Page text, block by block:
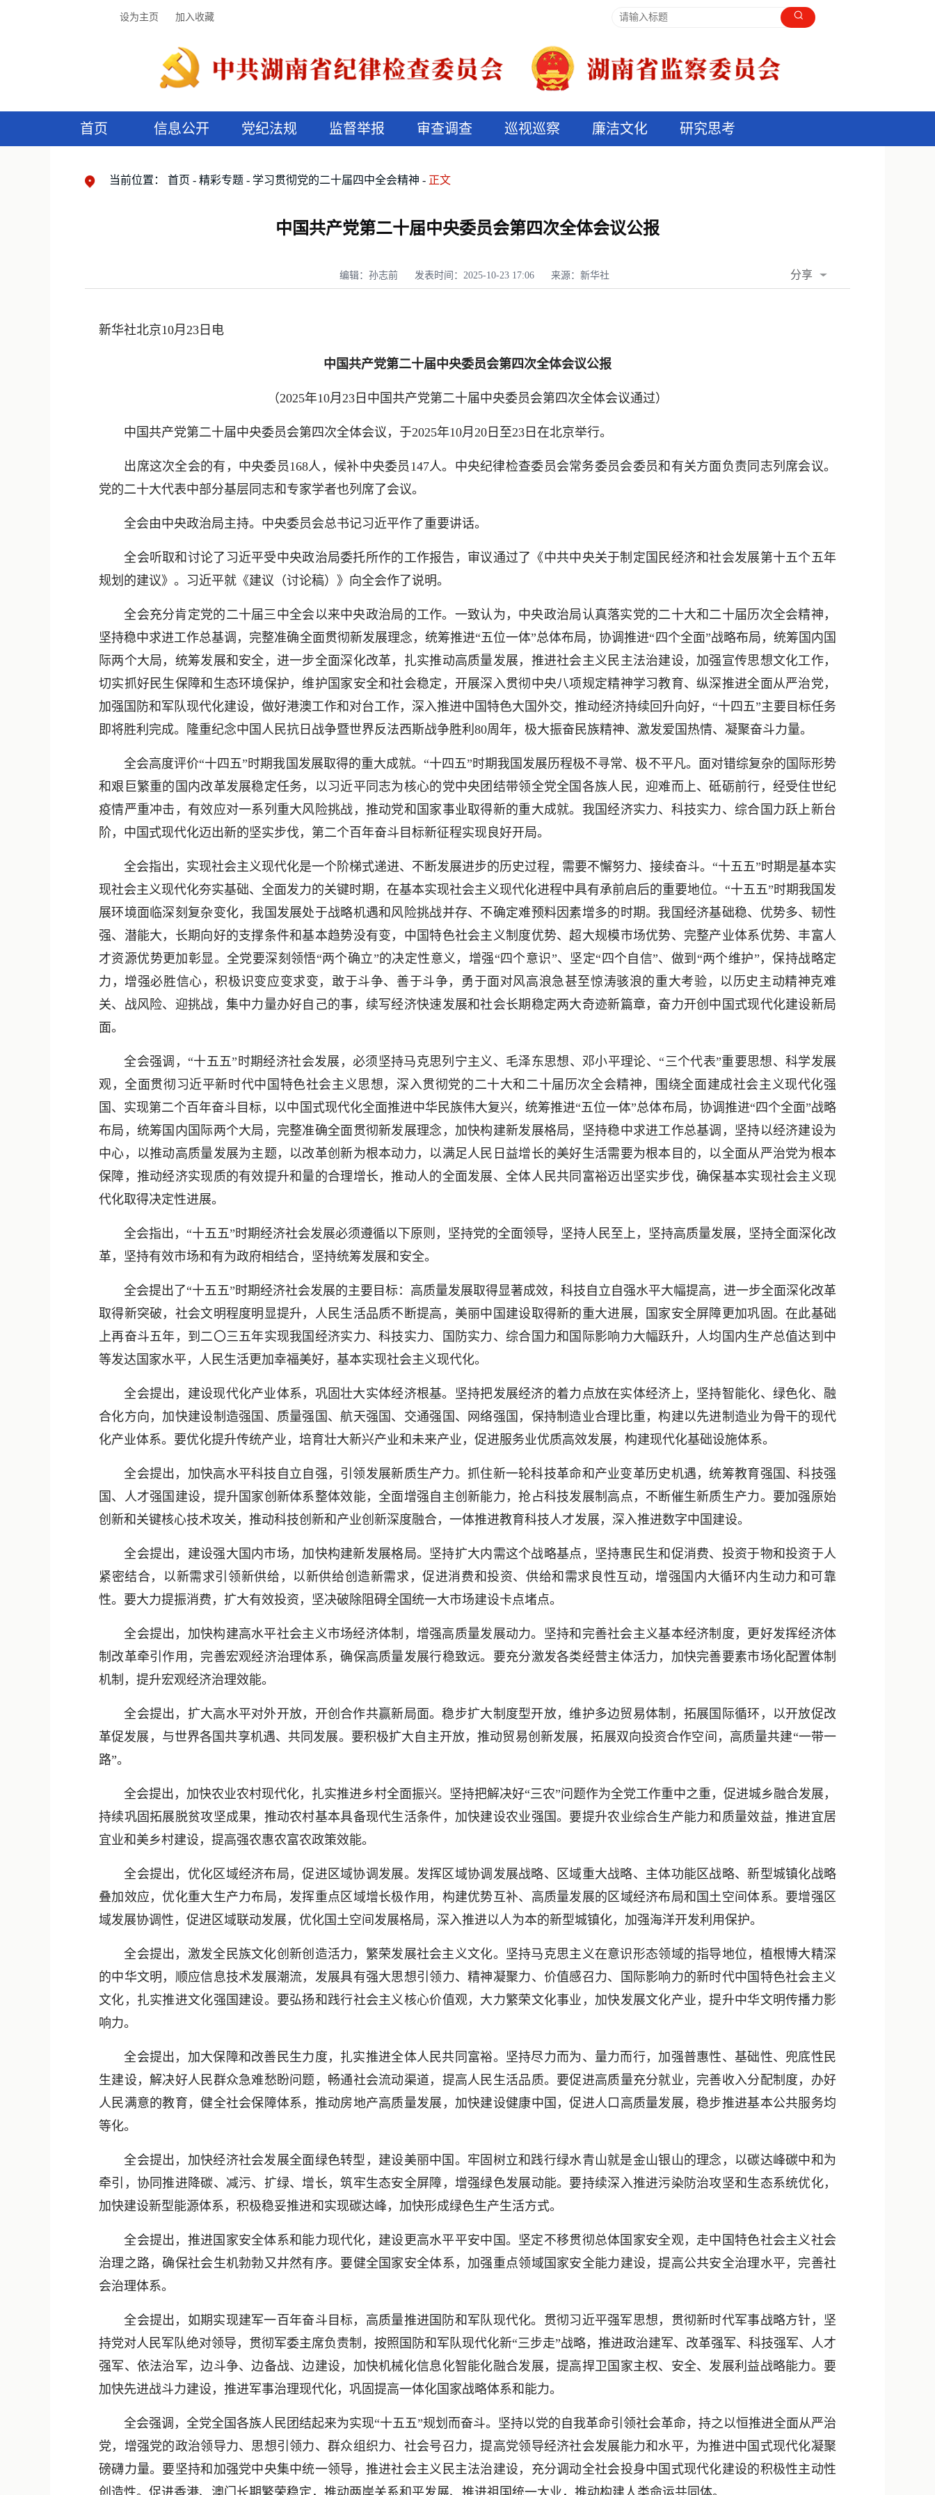
设为主页 加入收藏
首页 信息公开 党纪法规 监督举报 审查调查 巡视巡察 廉洁文化 研究思考
当前位置： 首页 精彩专题 学习贯彻党的二十届四中全会精神 正文
中国共产党第二十届中央委员会第四次全体会议公报
编辑：孙志前 发表时间：2025-10-23 17:06 来源：新华社 分享
新华社北京10月23日电
中国共产党第二十届中央委员会第四次全体会议公报
（2025年10月23日中国共产党第二十届中央委员会第四次全体会议通过）
中国共产党第二十届中央委员会第四次全体会议，于2025年10月20日至23日在北京举行。
出席这次全会的有，中央委员168人，候补中央委员147人。中央纪律检查委员会常务委员会委员和有关方面负责同志列席会议。
党的二十大代表中部分基层同志和专家学者也列席了会议。
全会由中央政治局主持。中央委员会总书记习近平作了重要讲话。
全会听取和讨论了习近平受中央政治局委托所作的工作报告，审议通过了《中共中央关于制定国民经济和社会发展第十五个五年
规划的建议》。习近平就《建议（讨论稿）》向全会作了说明。
全会充分肯定党的二十届三中全会以来中央政治局的工作。一致认为，中央政治局认真落实党的二十大和二十届历次全会精神，
坚持稳中求进工作总基调，完整准确全面贯彻新发展理念，统筹推进“五位一体”总体布局，协调推进“四个全面”战略布局，统筹国内国
际两个大局，统筹发展和安全，进一步全面深化改革，扎实推动高质量发展，推进社会主义民主法治建设，加强宣传思想文化工作，
切实抓好民生保障和生态环境保护，维护国家安全和社会稳定，开展深入贯彻中央八项规定精神学习教育、纵深推进全面从严治党，
加强国防和军队现代化建设，做好港澳工作和对台工作，深入推进中国特色大国外交，推动经济持续回升向好，“十四五”主要目标任务
即将胜利完成。隆重纪念中国人民抗日战争暨世界反法西斯战争胜利80周年，极大振奋民族精神、激发爱国热情、凝聚奋斗力量。
全会高度评价“十四五”时期我国发展取得的重大成就。“十四五”时期我国发展历程极不寻常、极不平凡。面对错综复杂的国际形势
和艰巨繁重的国内改革发展稳定任务，以习近平同志为核心的党中央团结带领全党全国各族人民，迎难而上、砥砺前行，经受住世纪
疫情严重冲击，有效应对一系列重大风险挑战，推动党和国家事业取得新的重大成就。我国经济实力、科技实力、综合国力跃上新台
阶，中国式现代化迈出新的坚实步伐，第二个百年奋斗目标新征程实现良好开局。
全会指出，实现社会主义现代化是一个阶梯式递进、不断发展进步的历史过程，需要不懈努力、接续奋斗。“十五五”时期是基本实
现社会主义现代化夯实基础、全面发力的关键时期，在基本实现社会主义现代化进程中具有承前启后的重要地位。“十五五”时期我国发
展环境面临深刻复杂变化，我国发展处于战略机遇和风险挑战并存、不确定难预料因素增多的时期。我国经济基础稳、优势多、韧性
强、潜能大，长期向好的支撑条件和基本趋势没有变，中国特色社会主义制度优势、超大规模市场优势、完整产业体系优势、丰富人
才资源优势更加彰显。全党要深刻领悟“两个确立”的决定性意义，增强“四个意识”、坚定“四个自信”、做到“两个维护”，保持战略定
力，增强必胜信心，积极识变应变求变，敢于斗争、善于斗争，勇于面对风高浪急甚至惊涛骇浪的重大考验，以历史主动精神克难
关、战风险、迎挑战，集中力量办好自己的事，续写经济快速发展和社会长期稳定两大奇迹新篇章，奋力开创中国式现代化建设新局
面。
全会强调，“十五五”时期经济社会发展，必须坚持马克思列宁主义、毛泽东思想、邓小平理论、“三个代表”重要思想、科学发展
观，全面贯彻习近平新时代中国特色社会主义思想，深入贯彻党的二十大和二十届历次全会精神，围绕全面建成社会主义现代化强
国、实现第二个百年奋斗目标，以中国式现代化全面推进中华民族伟大复兴，统筹推进“五位一体”总体布局，协调推进“四个全面”战略
布局，统筹国内国际两个大局，完整准确全面贯彻新发展理念，加快构建新发展格局，坚持稳中求进工作总基调，坚持以经济建设为
中心，以推动高质量发展为主题，以改革创新为根本动力，以满足人民日益增长的美好生活需要为根本目的，以全面从严治党为根本
保障，推动经济实现质的有效提升和量的合理增长，推动人的全面发展、全体人民共同富裕迈出坚实步伐，确保基本实现社会主义现
代化取得决定性进展。
全会指出，“十五五”时期经济社会发展必须遵循以下原则，坚持党的全面领导，坚持人民至上，坚持高质量发展，坚持全面深化改
革，坚持有效市场和有为政府相结合，坚持统筹发展和安全。
全会提出了“十五五”时期经济社会发展的主要目标：高质量发展取得显著成效，科技自立自强水平大幅提高，进一步全面深化改革
取得新突破，社会文明程度明显提升，人民生活品质不断提高，美丽中国建设取得新的重大进展，国家安全屏障更加巩固。在此基础
上再奋斗五年，到二〇三五年实现我国经济实力、科技实力、国防实力、综合国力和国际影响力大幅跃升，人均国内生产总值达到中
等发达国家水平，人民生活更加幸福美好，基本实现社会主义现代化。
全会提出，建设现代化产业体系，巩固壮大实体经济根基。坚持把发展经济的着力点放在实体经济上，坚持智能化、绿色化、融
合化方向，加快建设制造强国、质量强国、航天强国、交通强国、网络强国，保持制造业合理比重，构建以先进制造业为骨干的现代
化产业体系。要优化提升传统产业，培育壮大新兴产业和未来产业，促进服务业优质高效发展，构建现代化基础设施体系。
全会提出，加快高水平科技自立自强，引领发展新质生产力。抓住新一轮科技革命和产业变革历史机遇，统筹教育强国、科技强
国、人才强国建设，提升国家创新体系整体效能，全面增强自主创新能力，抢占科技发展制高点，不断催生新质生产力。要加强原始
创新和关键核心技术攻关，推动科技创新和产业创新深度融合，一体推进教育科技人才发展，深入推进数字中国建设。
全会提出，建设强大国内市场，加快构建新发展格局。坚持扩大内需这个战略基点，坚持惠民生和促消费、投资于物和投资于人
紧密结合，以新需求引领新供给，以新供给创造新需求，促进消费和投资、供给和需求良性互动，增强国内大循环内生动力和可靠
性。要大力提振消费，扩大有效投资，坚决破除阻碍全国统一大市场建设卡点堵点。
全会提出，加快构建高水平社会主义市场经济体制，增强高质量发展动力。坚持和完善社会主义基本经济制度，更好发挥经济体
制改革牵引作用，完善宏观经济治理体系，确保高质量发展行稳致远。要充分激发各类经营主体活力，加快完善要素市场化配置体制
机制，提升宏观经济治理效能。
全会提出，扩大高水平对外开放，开创合作共赢新局面。稳步扩大制度型开放，维护多边贸易体制，拓展国际循环，以开放促改
革促发展，与世界各国共享机遇、共同发展。要积极扩大自主开放，推动贸易创新发展，拓展双向投资合作空间，高质量共建“一带一
路”。
全会提出，加快农业农村现代化，扎实推进乡村全面振兴。坚持把解决好“三农”问题作为全党工作重中之重，促进城乡融合发展，
持续巩固拓展脱贫攻坚成果，推动农村基本具备现代生活条件，加快建设农业强国。要提升农业综合生产能力和质量效益，推进宜居
宜业和美乡村建设，提高强农惠农富农政策效能。
全会提出，优化区域经济布局，促进区域协调发展。发挥区域协调发展战略、区域重大战略、主体功能区战略、新型城镇化战略
叠加效应，优化重大生产力布局，发挥重点区域增长极作用，构建优势互补、高质量发展的区域经济布局和国土空间体系。要增强区
域发展协调性，促进区域联动发展，优化国土空间发展格局，深入推进以人为本的新型城镇化，加强海洋开发利用保护。
全会提出，激发全民族文化创新创造活力，繁荣发展社会主义文化。坚持马克思主义在意识形态领域的指导地位，植根博大精深
的中华文明，顺应信息技术发展潮流，发展具有强大思想引领力、精神凝聚力、价值感召力、国际影响力的新时代中国特色社会主义
文化，扎实推进文化强国建设。要弘扬和践行社会主义核心价值观，大力繁荣文化事业，加快发展文化产业，提升中华文明传播力影
响力。
全会提出，加大保障和改善民生力度，扎实推进全体人民共同富裕。坚持尽力而为、量力而行，加强普惠性、基础性、兜底性民
生建设，解决好人民群众急难愁盼问题，畅通社会流动渠道，提高人民生活品质。要促进高质量充分就业，完善收入分配制度，办好
人民满意的教育，健全社会保障体系，推动房地产高质量发展，加快建设健康中国，促进人口高质量发展，稳步推进基本公共服务均
等化。
全会提出，加快经济社会发展全面绿色转型，建设美丽中国。牢固树立和践行绿水青山就是金山银山的理念，以碳达峰碳中和为
牵引，协同推进降碳、减污、扩绿、增长，筑牢生态安全屏障，增强绿色发展动能。要持续深入推进污染防治攻坚和生态系统优化，
加快建设新型能源体系，积极稳妥推进和实现碳达峰，加快形成绿色生产生活方式。
全会提出，推进国家安全体系和能力现代化，建设更高水平平安中国。坚定不移贯彻总体国家安全观，走中国特色社会主义社会
治理之路，确保社会生机勃勃又井然有序。要健全国家安全体系，加强重点领域国家安全能力建设，提高公共安全治理水平，完善社
会治理体系。
全会提出，如期实现建军一百年奋斗目标，高质量推进国防和军队现代化。贯彻习近平强军思想，贯彻新时代军事战略方针，坚
持党对人民军队绝对领导，贯彻军委主席负责制，按照国防和军队现代化新“三步走”战略，推进政治建军、改革强军、科技强军、人才
强军、依法治军，边斗争、边备战、边建设，加快机械化信息化智能化融合发展，提高捍卫国家主权、安全、发展利益战略能力。要
加快先进战斗力建设，推进军事治理现代化，巩固提高一体化国家战略体系和能力。
全会强调，全党全国各族人民团结起来为实现“十五五”规划而奋斗。坚持以党的自我革命引领社会革命，持之以恒推进全面从严治
党，增强党的政治领导力、思想引领力、群众组织力、社会号召力，提高党领导经济社会发展能力和水平，为推进中国式现代化凝聚
磅礴力量。要坚持和加强党中央集中统一领导，推进社会主义民主法治建设，充分调动全社会投身中国式现代化建设的积极性主动性
创造性。促进香港、澳门长期繁荣稳定，推动两岸关系和平发展、推进祖国统一大业，推动构建人类命运共同体。